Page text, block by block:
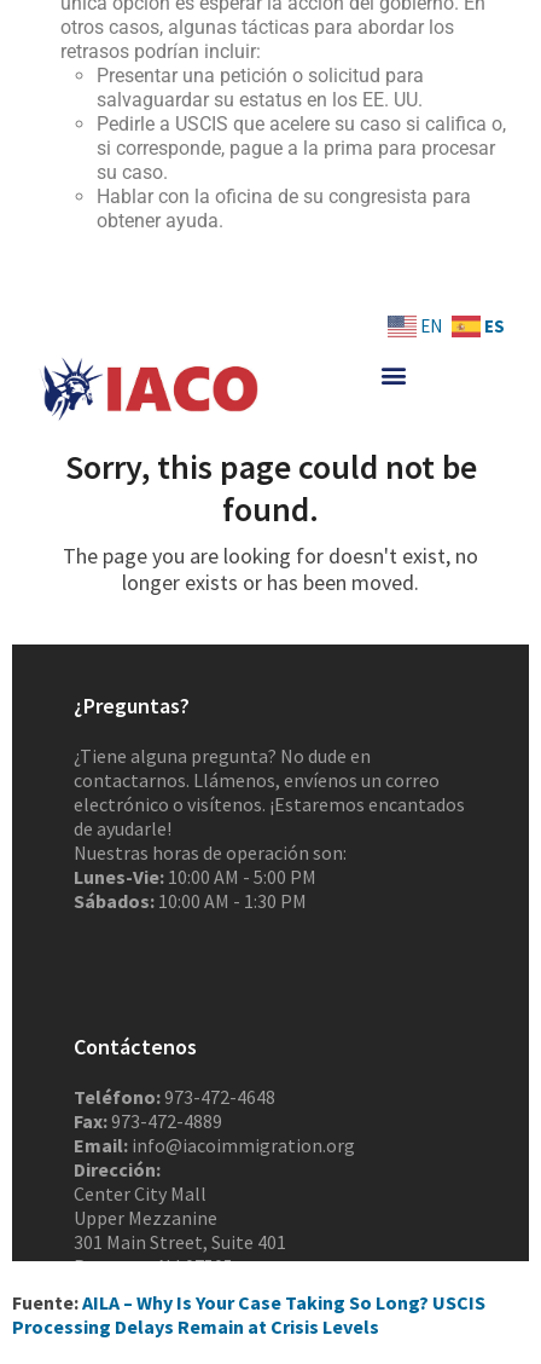
otros casos, algunas tácticas para abordar los
retrasos podrían incluir:
Presentar una petición o solicitud para
salvaguardar su estatus en los EE. UU.
Pedirle a USCIS que acelere su caso si califica o,
si corresponde, pague a la prima para procesar
su caso.
Hablar con la oficina de su congresista para
obtener ayuda.
Fuente:AILA – Why Is Your Case Taking So Long? USCIS
Processing Delays Remain at Crisis Levels